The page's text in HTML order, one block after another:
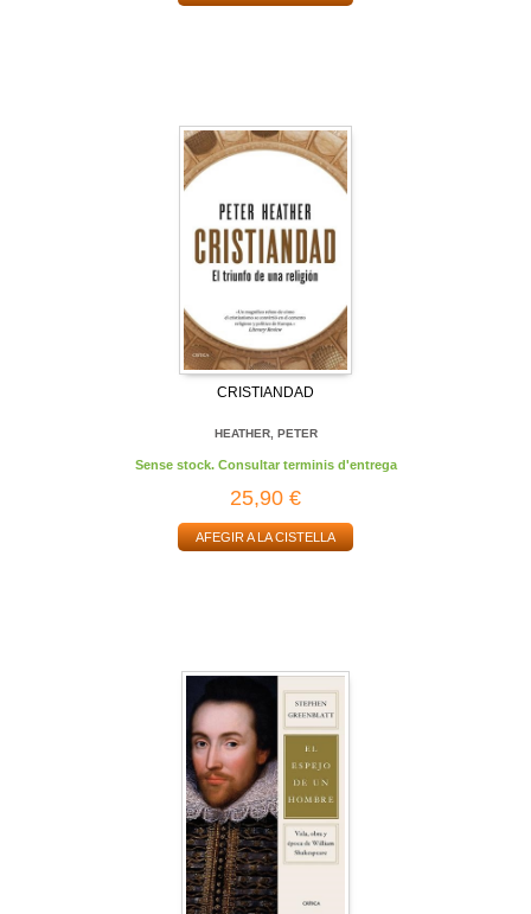
CRISTIANDAD
HEATHER, PETER
Sense stock. Consultar terminis d'entrega
25,90 €
AFEGIR A LA CISTELLA